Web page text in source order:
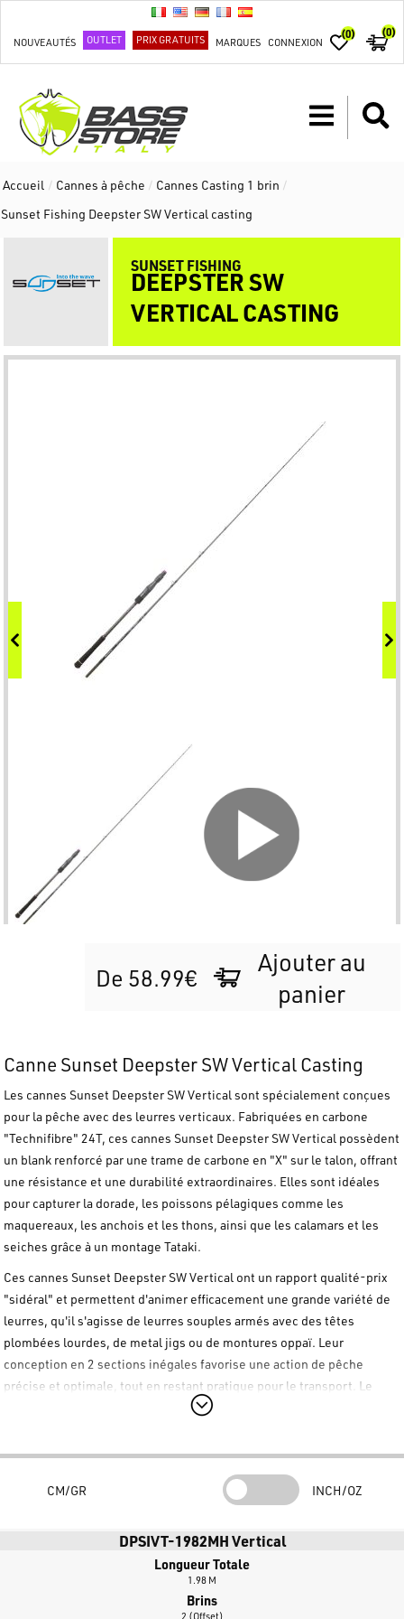
NOUVEAUTÉS OUTLET PRIX GRATUITS MARQUES CONNEXION
(0) (0)
Accueil / Cannes à pêche / Cannes Casting 1 brin /
Sunset Fishing Deepster SW Vertical casting
SUNSET FISHING
DEEPSTER SW
VERTICAL CASTING
De 58.99€
Ajouter au
panier
Canne Sunset Deepster SW Vertical Casting
Les cannes Sunset Deepster SW Vertical sont spécialement conçues
pour la pêche avec des leurres verticaux. Fabriquées en carbone
"Technifibre" 24T, ces cannes Sunset Deepster SW Vertical possèdent
un blank renforcé par une trame de carbone en "X" sur le talon, offrant
une résistance et une durabilité extraordinaires. Elles sont idéales
pour capturer la dorade, les poissons pélagiques comme les
maquereaux, les anchois et les thons, ainsi que les calamars et les
seiches grâce à un montage Tataki.
Ces cannes Sunset Deepster SW Vertical ont un rapport qualité-prix
"sidéral" et permettent d'animer efficacement une grande variété de
leurres, qu'il s'agisse de leurres souples armés avec des têtes
plombées lourdes, de metal jigs ou de montures oppaï. Leur
conception en 2 sections inégales favorise une action de pêche
précise et optimale, tout en restant pratique pour le transport. Le
confort est garanti par un pommeau EVA antichoc et une double
Le porte-moulinet casting de type PULS, équipé d'un anneau "TS",
assure une ergonomie parfaite pour des sessions de pêche
prolongées. Les cannes Sunset Deepster SW Vertical sont également
permettent l'utilisation de la tresse sans emmêlements. Le montage
en spirale des anneaux, connu sous le nom d'"Acid Guides System",
optimise encore davantage les performances et la précision pendant
CM/GR INCH/OZ
DPSIVT-1982MH Vertical
Longueur Totale
1.98 M
Brins
2 (Offset)